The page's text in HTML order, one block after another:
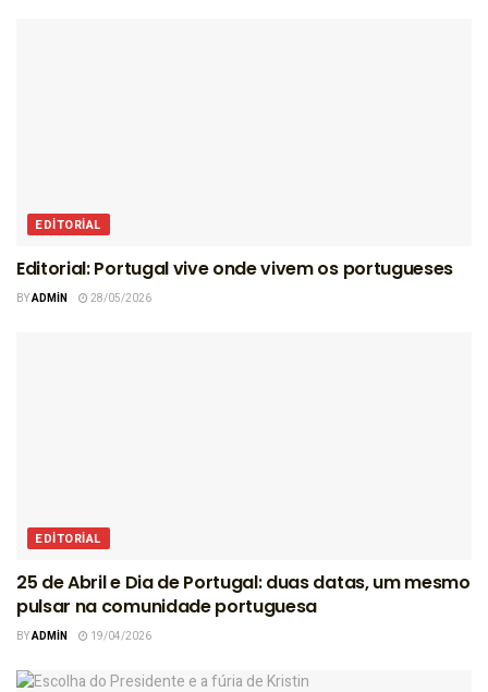
EDITORIAL
Editorial: Portugal vive onde vivem os portugueses
BYADMIN 28/05/2026
EDITORIAL
25 de Abril e Dia de Portugal: duas datas, um mesmo
pulsar na comunidade portuguesa
BYADMIN 19/04/2026